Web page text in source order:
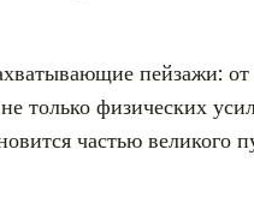
пейзажи:
только физических
частью великого